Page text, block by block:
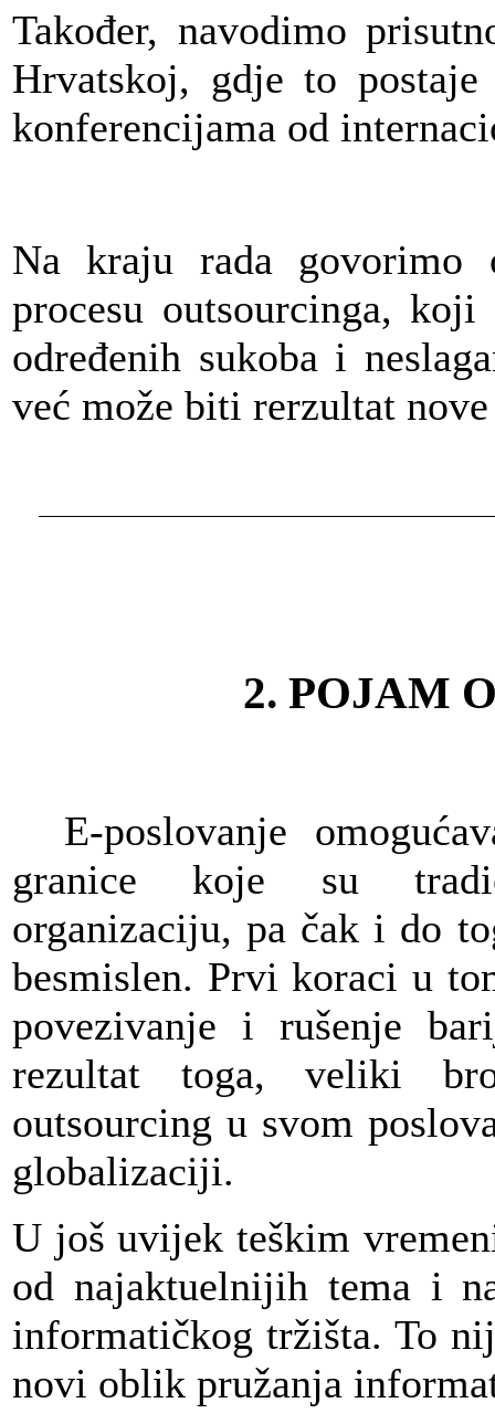
Također, navodimo
Hrvatskoj, gdje to
konferencijama od
Na kraju rada govorimo
procesu outsourcinga,
određenih sukoba i
već može biti rerzultat
2. POJAM
E-poslovanje
granice koje su
organizaciju, pa čak i do
besmislen. Prvi koraci u
povezivanje i rušenje
rezultat toga, veliki
outsourcing u svom
globalizaciji.
U još uvijek teškim
od najaktuelnijih tema i
informatičkog tržišta. To
novi oblik pružanja